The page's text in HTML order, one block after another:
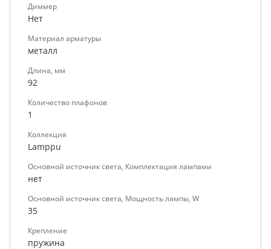
Диммер
Нет
Материал арматуры
металл
Длина, мм
92
Количество плафонов
1
Коллекция
Lamppu
Основной источник света, Комплектация лампами
нет
Основной источник света, Мощность лампы, W
35
Крепление
пружина